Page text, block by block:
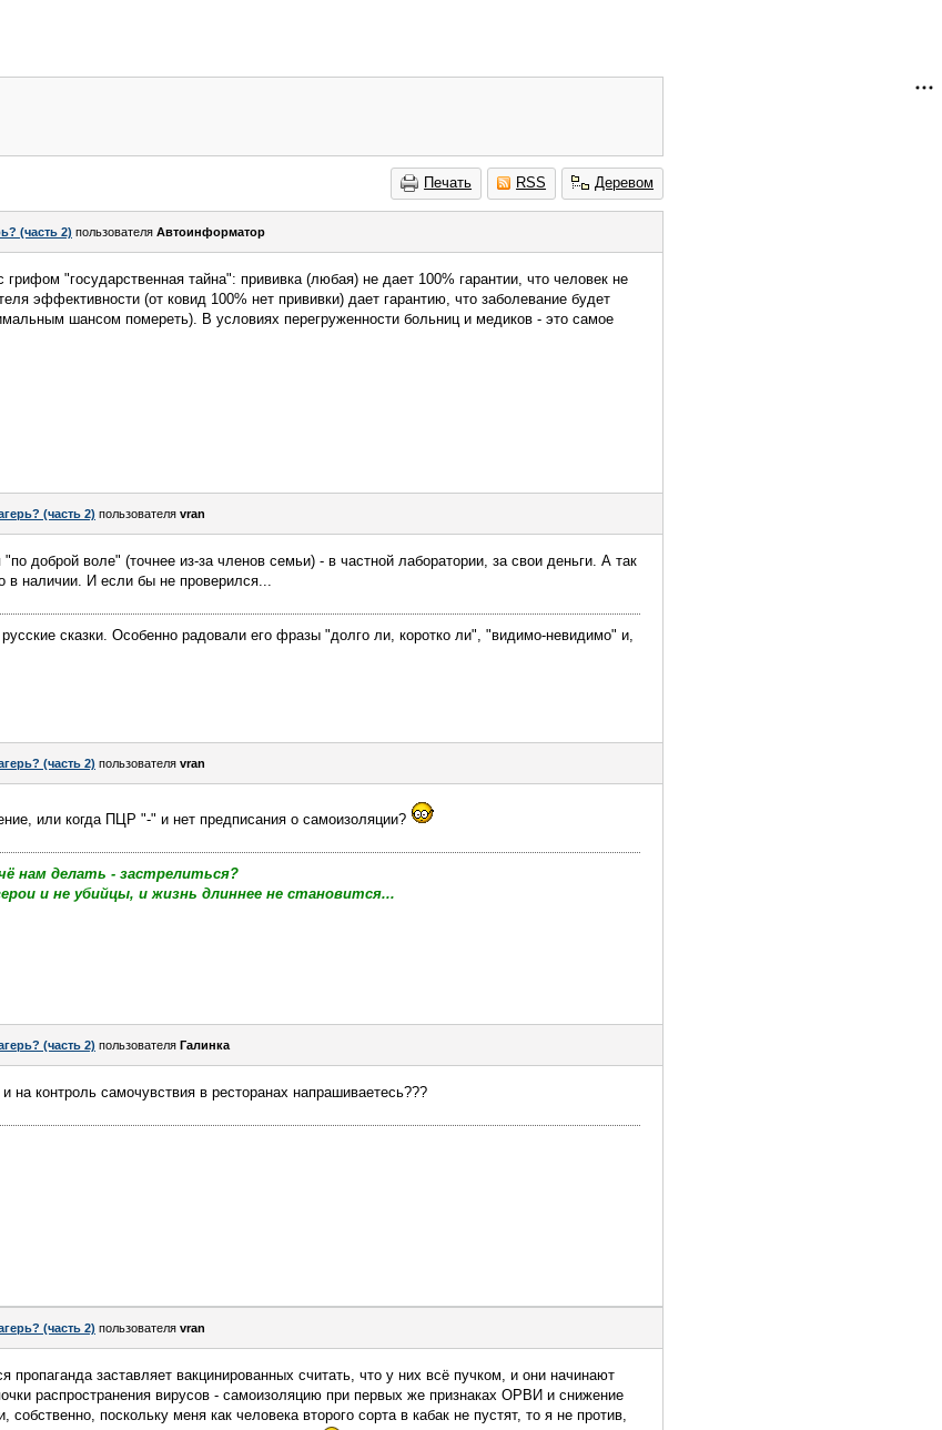
Печать RSS Деревом
(часть 2) пользователя Автоинформатор
"государственная тайна": прививка (любая) не дает 100% гарантии, что человек не
эффективности (от ковид 100% нет прививки) дает гарантию, что заболевание будет
шансом помереть). В условиях перегруженности больниц и медиков - это самое
(часть 2) пользователя vran
доброй воле" (точнее из-за членов семьи) - в частной лаборатории, за свои деньги. А так
в наличии. И если бы не проверился...
сказки. Особенно радовали его фразы "долго ли, коротко ли", "видимо-невидимо" и,
(часть 2) пользователя vran
или когда ПЦР "-" и нет предписания о самоизоляции?
нам делать - застрелиться?
и не убийцы, и жизнь длиннее не становится...
(часть 2) пользователя Галинка
контроль самочувствия в ресторанах напрашиваетесь???
(часть 2) пользователя vran
пропаганда заставляет вакцинированных считать, что у них всё пучком, и они начинают
распространения вирусов - самоизоляцию при первых же признаках ОРВИ и снижение
поскольку меня как человека второго сорта в кабак не пустят, то я не против,